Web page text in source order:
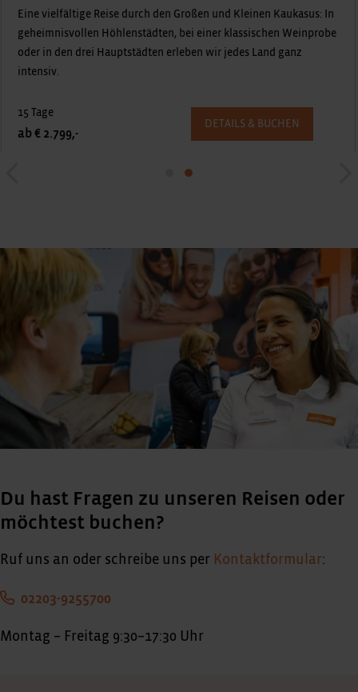
Eine vielfältige Reise durch den Großen und Kleinen Kaukasus: In
geheimnisvollen Höhlenstädten, bei einer klassischen Weinprobe
oder in den drei Hauptstädten erleben wir jedes Land ganz
intensiv.
15 Tage
ab € 2.799,-
DETAILS & BUCHEN
Du hast Fragen zu unseren Reisen oder
möchtest buchen?
Ruf uns an oder schreibe uns per Kontaktformular:
02203-9255700
Montag – Freitag 9:30–17:30 Uhr